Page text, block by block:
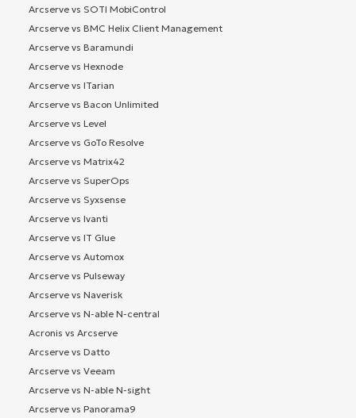
Arcserve vs SOTI MobiControl
Arcserve vs BMC Helix Client Management
Arcserve vs Baramundi
Arcserve vs Hexnode
Arcserve vs ITarian
Arcserve vs Bacon Unlimited
Arcserve vs Level
Arcserve vs GoTo Resolve
Arcserve vs Matrix42
Arcserve vs SuperOps
Arcserve vs Syxsense
Arcserve vs Ivanti
Arcserve vs IT Glue
Arcserve vs Automox
Arcserve vs Pulseway
Arcserve vs Naverisk
Arcserve vs N-able N-central
Acronis vs Arcserve
Arcserve vs Datto
Arcserve vs Veeam
Arcserve vs N-able N-sight
Arcserve vs Panorama9